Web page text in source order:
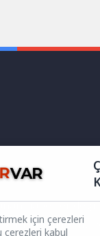
haberler
için çerezleri
çerezleri kabul